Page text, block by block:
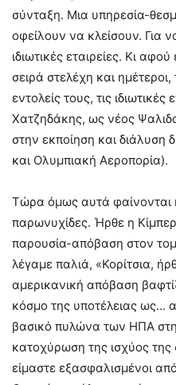
σύνταξη. Μια υπηρεσία-
οφείλουν να κλείσουν. Για
ιδιωτικές εταιρείες. Κι
σειρά στελέχη και
εντολείς τους, τις
Χατζηδάκης, ως νέος
στην εκποίηση και διάλυση
και Ολυμπιακή Αεροπορία).
Τώρα όμως αυτά φαίνονται
παρωνυχίδες. Ήρθε η
παρουσία-απόβαση στον
λέγαμε παλιά, «Κορίτσια,
αμερικανική απόβαση
κόσμο της υποτέλειας ως…
βασικό πυλώνα των ΗΠΑ
κατοχύρωση της ισχύος
είμαστε εξασφαλισμένοι